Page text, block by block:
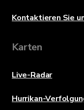
Kontaktieren Sie
Karten
Live-Radar
Hurrikan-